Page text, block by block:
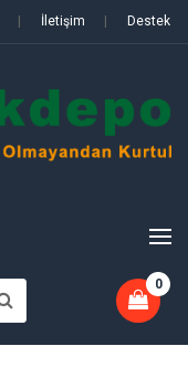
İletişim Destek
0